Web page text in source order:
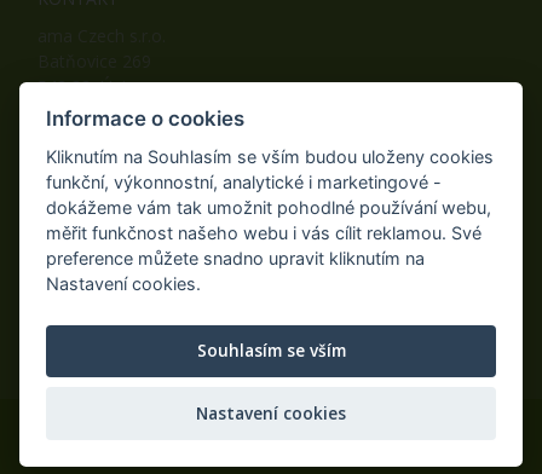
542 32, Úpice
Telefon: +420 498 100 050
Fax: +420 498 100 051
E-mail:info@ama-zahrada.cz
Web:www.ama-zahrada.cz
NAJDETE NÁS TAKÉ NA:
Informace o cookies
Kliknutím na Souhlasím se vším budou uloženy cookies
funkční, výkonnostní, analytické i marketingové -
dokážeme vám tak umožnit pohodlné používání webu,
měřit funkčnost našeho webu i vás cílit reklamou. Své
preference můžete snadno upravit kliknutím na
Nastavení cookies.
Souhlasím se vším
Nastavení cookies